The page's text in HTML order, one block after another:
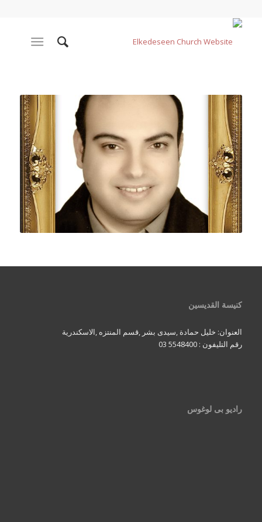
كنيسة القديسين
العنوان: خليل حمادة ,سيدى بشر ,قسم المنتزه ,الاسكندرية
رقم التليفون : 5548400 03
راديو بى لوغوس